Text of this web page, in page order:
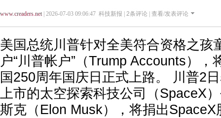
www.creaders.net| 2026-07-03 09:06:47 科技新报 | 2条评论 | 查看/发表评论
美国总统川普针对全美符合资格之孩
户“川普帐户”（Trump Accounts），
国250周年国庆日正式上路。 川普2
上市的太空探索科技公司（SpaceX
斯克（Elon Musk），将捐出SpaceX